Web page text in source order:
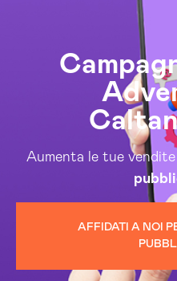
Aumenta le tue
AFFIDATI A NOI